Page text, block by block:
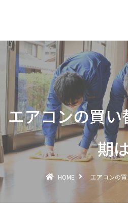
エアコンの買
期
HOME エアコンの